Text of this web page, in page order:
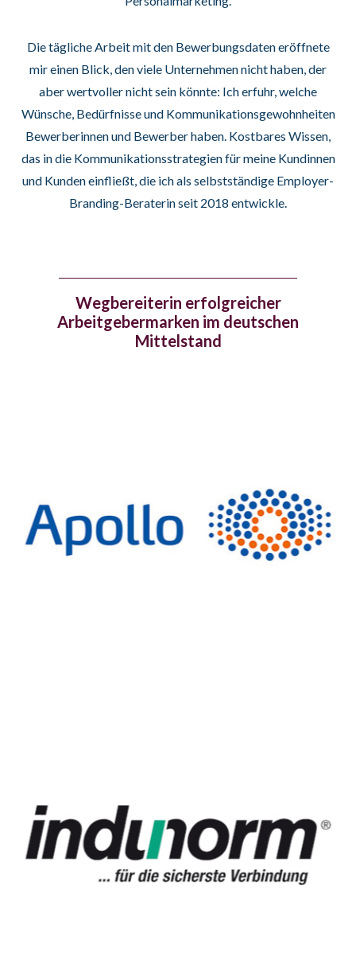
Die tägliche Arbeit mit den Bewerbungsdaten eröffnete
mir einen Blick, den viele Unternehmen nicht haben, der
aber wertvoller nicht sein könnte: Ich erfuhr, welche
Wünsche, Bedürfnisse und Kommunikationsgewohnheiten
Bewerberinnen und Bewerber haben. Kostbares Wissen,
das in die Kommunikationsstrategien für meine Kundinnen
und Kunden einfließt, die ich als selbstständige Employer-
Branding-Beraterin seit 2018 entwickle.
Wegbereiterin erfolgreicher
Arbeitgebermarken im deutschen
Mittelstand